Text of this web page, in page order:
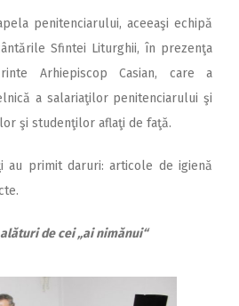
penitenciarului, aceeaşi echipă
Sfintei Liturghii, în prezenţa
Arhiepiscop Casian, care a
a salariaţilor penitenciarului şi
şi studenţilor aflaţi de faţă.
au primit daruri: articole de igienă
de cei „ai nimănui“